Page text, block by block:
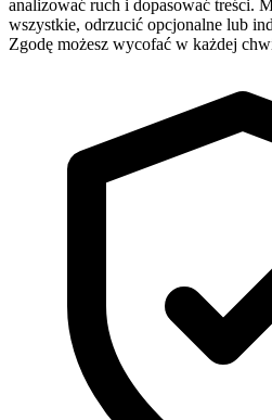
analizować ruch i dopasować treści.
wszystkie, odrzucić opcjonalne lub
Zgodę możesz wycofać w każdej